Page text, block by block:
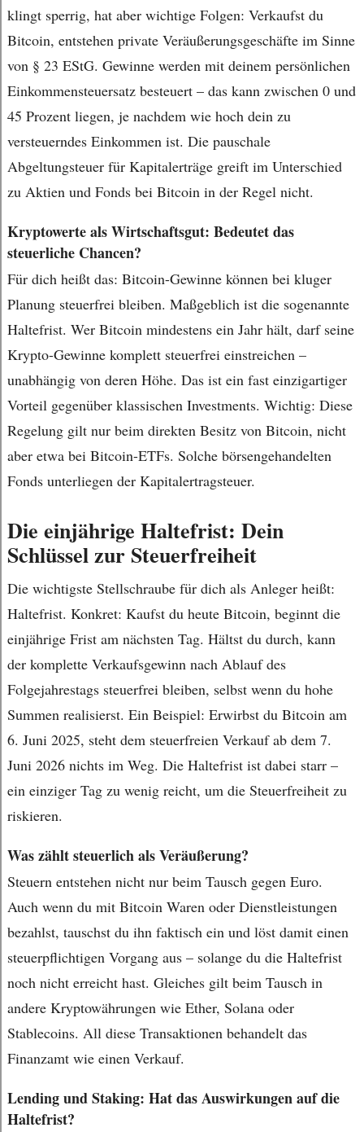
klingt sperrig, hat aber wichtige Folgen: Verkaufst du
Bitcoin, entstehen private Veräußerungsgeschäfte im Sinne
von § 23 EStG. Gewinne werden mit deinem persönlichen
Einkommensteuersatz besteuert – das kann zwischen 0 und
45 Prozent liegen, je nachdem wie hoch dein zu
versteuerndes Einkommen ist. Die pauschale
Abgeltungsteuer für Kapitalerträge greift im Unterschied
zu Aktien und Fonds bei Bitcoin in der Regel nicht.
Kryptowerte als Wirtschaftsgut: Bedeutet das
steuerliche Chancen?
Für dich heißt das: Bitcoin-Gewinne können bei kluger
Planung steuerfrei bleiben. Maßgeblich ist die sogenannte
Haltefrist. Wer Bitcoin mindestens ein Jahr hält, darf seine
Krypto-Gewinne komplett steuerfrei einstreichen –
unabhängig von deren Höhe. Das ist ein fast einzigartiger
Vorteil gegenüber klassischen Investments. Wichtig: Diese
Regelung gilt nur beim direkten Besitz von Bitcoin, nicht
aber etwa bei Bitcoin-ETFs. Solche börsengehandelten
Fonds unterliegen der Kapitalertragsteuer.
Die einjährige Haltefrist: Dein
Schlüssel zur Steuerfreiheit
Die wichtigste Stellschraube für dich als Anleger heißt:
Haltefrist. Konkret: Kaufst du heute Bitcoin, beginnt die
einjährige Frist am nächsten Tag. Hältst du durch, kann
der komplette Verkaufsgewinn nach Ablauf des
Folgejahrestags steuerfrei bleiben, selbst wenn du hohe
Summen realisierst. Ein Beispiel: Erwirbst du Bitcoin am
6. Juni 2025, steht dem steuerfreien Verkauf ab dem 7.
Juni 2026 nichts im Weg. Die Haltefrist ist dabei starr –
ein einziger Tag zu wenig reicht, um die Steuerfreiheit zu
riskieren.
Was zählt steuerlich als Veräußerung?
Steuern entstehen nicht nur beim Tausch gegen Euro.
Auch wenn du mit Bitcoin Waren oder Dienstleistungen
bezahlst, tauschst du ihn faktisch ein und löst damit einen
steuerpflichtigen Vorgang aus – solange du die Haltefrist
noch nicht erreicht hast. Gleiches gilt beim Tausch in
andere Kryptowährungen wie Ether, Solana oder
Stablecoins. All diese Transaktionen behandelt das
Finanzamt wie einen Verkauf.
Lending und Staking: Hat das Auswirkungen auf die
Haltefrist?